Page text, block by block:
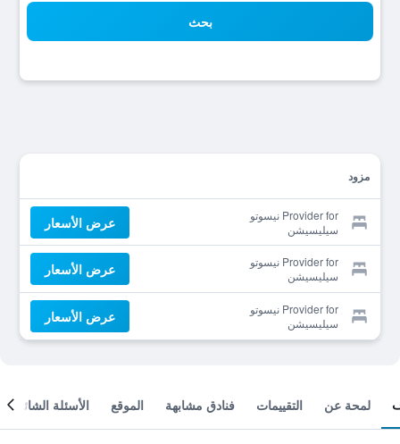
بحث
مزود
Provider for نيسوتو
سيليسيشن
عرض الأسعار
Provider for نيسوتو
سيليسيشن
عرض الأسعار
Provider for نيسوتو
سيليسيشن
عرض الأسعار
لمحة عن التقييمات فنادق مشابهة الموقع الأسئلة الشائعة